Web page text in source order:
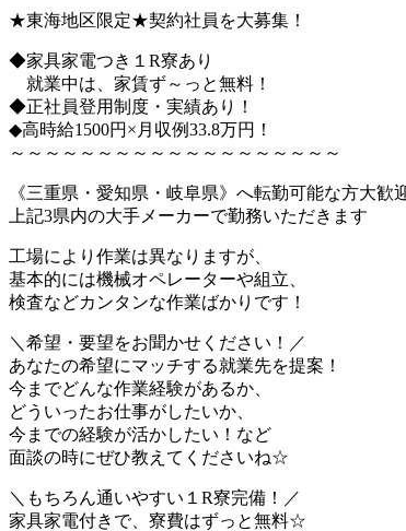
★東海地区限定★契約社員を大募集！
◆家具家電つき１R寮あり
就業中は、家賃ず～っと無料！
◆正社員登用制度・実績あり！
◆高時給1500円×月収例33.8万円！
～～～～～～～～～～～～～～～～～～～
《三重県・愛知県・岐阜県》へ転勤可能な方大歓
上記3県内の大手メーカーで勤務いただきます
工場により作業は異なりますが、
基本的には機械オペレーターや組立、
検査などカンタンな作業ばかりです！
＼希望・要望をお聞かせください！／
あなたの希望にマッチする就業先を提案！
今までどんな作業経験があるか、
どういったお仕事がしたいか、
今までの経験が活かしたい！など
面談の時にぜひ教えてくださいね☆
＼もちろん通いやすい１R寮完備！／
家具家電付きで、寮費はずっと無料☆